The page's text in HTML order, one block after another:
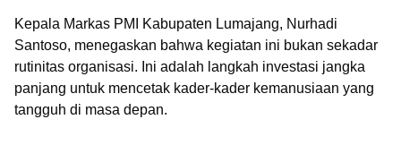
Kepala Markas PMI Kabupaten Lumajang, Nurhadi
Santoso, menegaskan bahwa kegiatan ini bukan sekadar
rutinitas organisasi. Ini adalah langkah investasi jangka
panjang untuk mencetak kader-kader kemanusiaan yang
tangguh di masa depan.